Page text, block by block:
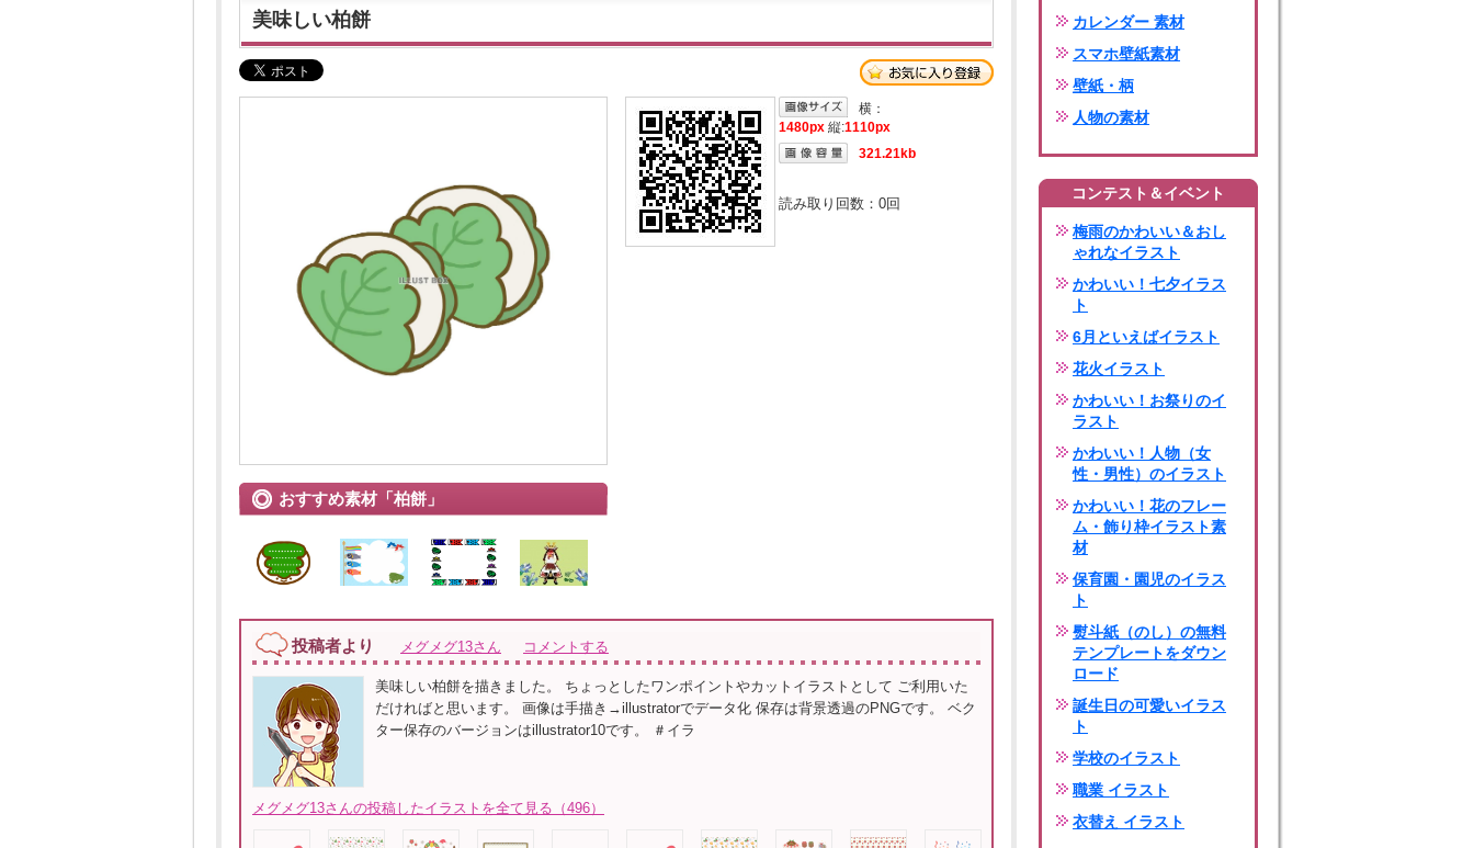
美味しい柏餅
おすすめ素材「柏餅」
横：
1480px 縦:1110px
321.21kb
読み取り回数： 0回
投稿者より メグメグ13さん コメントする
美味しい柏餅を描きました。 ちょっとしたワンポイントやカットイラストとして ご利用いた
だければと思います。 画像は手描き→illustratorでデータ化 保存は背景透過のPNGです。 ベク
ター保存のバージョンはillustrator10です。 ＃イラ
メグメグ13さんの投稿したイラストを全て見る（496）
カレンダー 素材
スマホ壁紙素材
壁紙・柄
人物の素材
コンテスト＆イベント
梅雨のかわいい＆おし
ゃれなイラスト
かわいい！七夕イラス
ト
6月といえばイラスト
花火イラスト
かわいい！お祭りのイ
ラスト
かわいい！人物（女
性・男性）のイラスト
かわいい！花のフレー
ム・飾り枠イラスト素
材
保育園・園児のイラス
ト
熨斗紙（のし）の無料
テンプレートをダウン
ロード
誕生日の可愛いイラス
ト
学校のイラスト
職業 イラスト
衣替え イラスト